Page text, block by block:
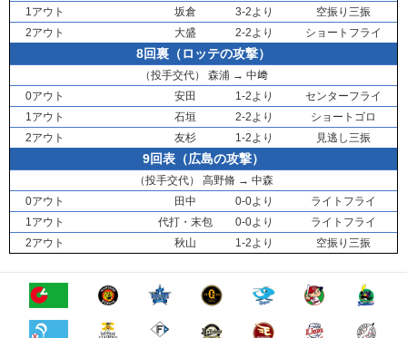
1アウト
坂倉 3-2より
空振り三振
2アウト
大盛 2-2より ショートフライ
8回裏（ロッテの攻撃）
（投手交代） 森浦→ 中﨑
0アウト
安田 1-2より
センターフライ
1アウト
石垣 2-2より
ショートゴロ
2アウト
友杉 1-2より 見逃し三振
9回表（広島の攻撃）
（投手交代） 高野脩→ 中森
0アウト
田中 0-0より
ライトフライ
1アウト
代打・ 末包 0-0より
ライトフライ
2アウト
秋山 1-2より 空振り三振